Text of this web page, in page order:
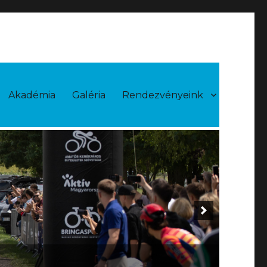
Akadémia Galéria Rendezvényeink